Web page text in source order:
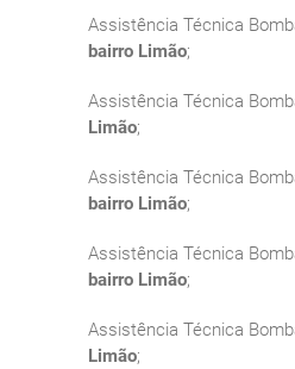
Assistência Técnica
bairro Limão;
Assistência Técnica
Limão;
Assistência Técnica
bairro Limão;
Assistência Técnica
bairro Limão;
Assistência Técnica
Limão;